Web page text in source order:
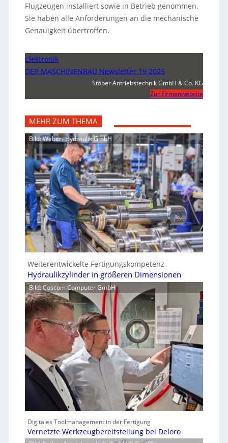
Flugzeugen installiert sowie in Betrieb genommen.
Sie haben alle Anforderungen an die mechanische
Genauigkeit übertroffen.
Elektronik
DER MASCHINENBAU Newsletter 19 2025
Stöber Antriebstechnik GmbH & Co. KG
Zur Firmenwebsite
MEHR ZUM THEMA
Bild: Weber- Hydraulik GmbH
Weiterentwickelte Fertigungskompetenz
Hydraulikzylinder in größeren Dimensionen
Bild: Coscom Computer GmbH
Digitales Toolmanagement in der Fertigung
Vernetzte Werkzeugbereitstellung bei Deloro